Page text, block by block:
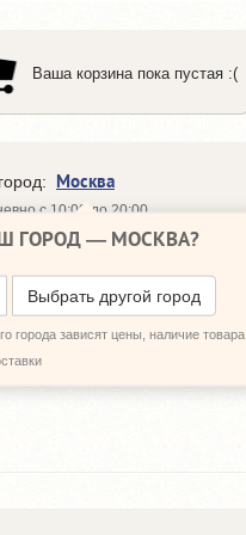
Ваша корзина пока пустая :(
Москва
ГОРОД — МОСКВА?
Выбрать другой город
города зависят цены, наличие товара
с 10:00 до 20:00
648-64-30
МНЕ